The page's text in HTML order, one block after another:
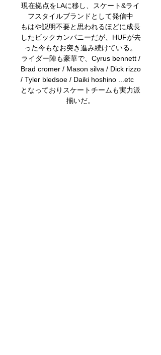
現在拠点をLAに移し、スケート&ライ
フスタイルブランドとして発信中
もはや説明不要と思われるほどに成長
したビックカンパニーだが、HUFが去
った今もなお突き進み続けている。
ライダー陣も豪華で、Cyrus bennett /
Brad cromer / Mason silva / Dick rizzo
/ Tyler bledsoe / Daiki hoshino ...etc
となっておりスケートチームも実力派
揃いだ。